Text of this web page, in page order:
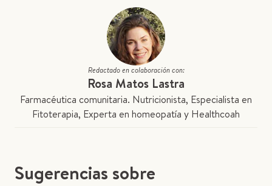
Redactado en colaboración con:
Rosa Matos Lastra
Farmacéutica comunitaria. Nutricionista, Especialista en
Fitoterapia, Experta en homeopatía y Healthcoah
Sugerencias sobre